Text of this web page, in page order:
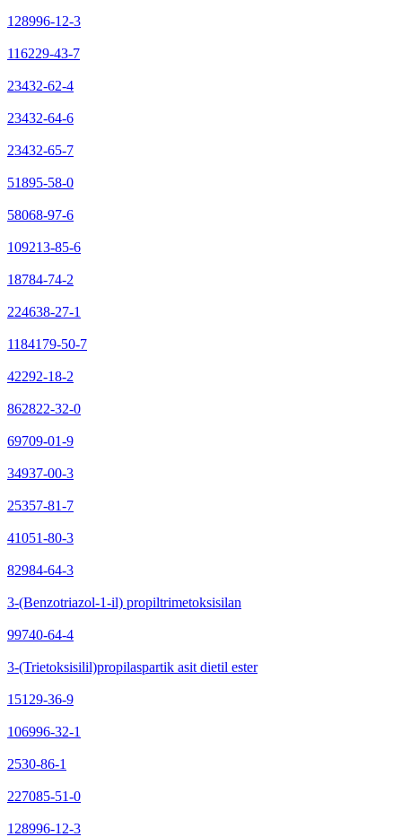
128996-12-3
116229-43-7
23432-62-4
23432-64-6
23432-65-7
51895-58-0
58068-97-6
109213-85-6
18784-74-2
224638-27-1
1184179-50-7
42292-18-2
862822-32-0
69709-01-9
34937-00-3
25357-81-7
41051-80-3
82984-64-3
3-(Benzotriazol-1-il) propiltrimetoksisilan
99740-64-4
3-(Trietoksisilil)propilaspartik asit dietil ester
15129-36-9
106996-32-1
2530-86-1
227085-51-0
128996-12-3